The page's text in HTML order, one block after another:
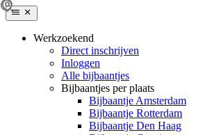
Werkzoekend
Direct inschrijven
Inloggen
Alle bijbaantjes
Bijbaantjes per plaats
Bijbaantje Amsterdam
Bijbaantje Rotterdam
Bijbaantje Den Haag